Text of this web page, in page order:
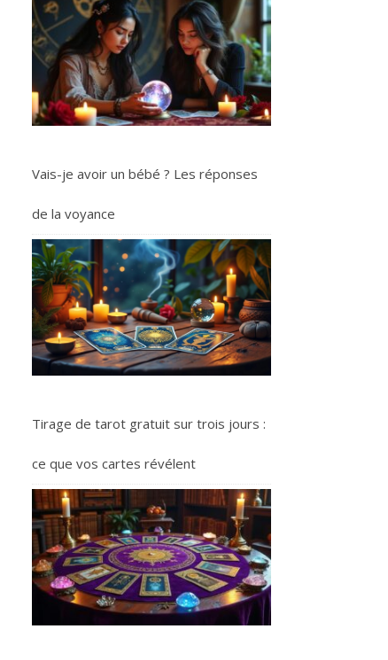
Vais-je avoir un bébé ? Les réponses
de la voyance
Tirage de tarot gratuit sur trois jours :
ce que vos cartes révélent